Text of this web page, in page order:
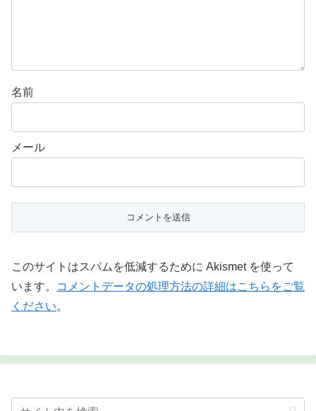
名前
メール
このサイトはスパムを低減するために Akismet を使って
います。
コメントデータの処理方法の詳細はこちらをご覧
ください。